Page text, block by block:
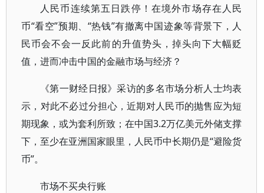
人民币连续第五日跌停！在境外市场存在人民
币“看空”预期、“热钱”有撤离中国迹象等背景下，人
民币会不会一反此前的升值势头，掉头向下大幅贬
值，进而冲击中国的金融市场与经济？
《第一财经日报》采访的多名市场分析人士均表
示，对此不必过分担心，近期对人民币的抛售应为短
期现象，或为套利所致；在中国3.2万亿美元外储支撑
下，至少在亚洲国家眼里，人民币中长期仍是“避险货
币”。
市场不买央行账